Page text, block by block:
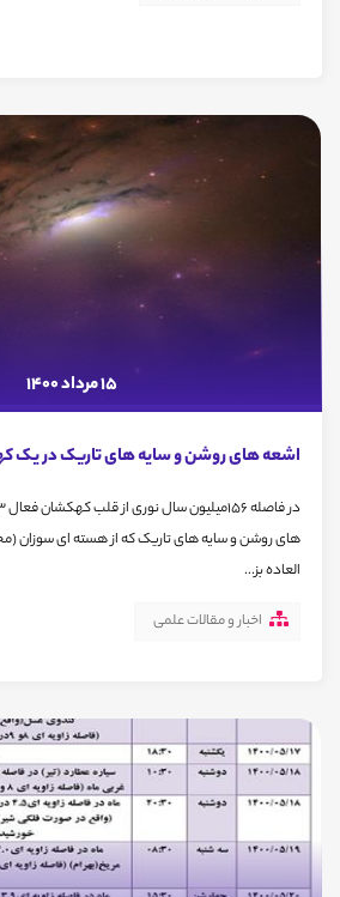
15 مرداد 1400
اشعه های روشن و سایه های تاریک در یک
های روشن و سایه های تاریک که از هسته ای سوزان
العاده بز...
اخبار و مقالات علمی